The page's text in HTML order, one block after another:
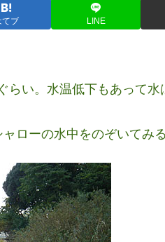
てブ LINE
らい。水温低下もあって
ローの水中をのぞいてみ